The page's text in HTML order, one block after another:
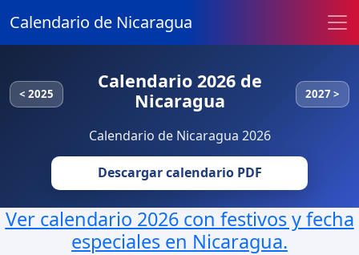
Calendario de Nicaragua
< 2025
Calendario 2026 de
Nicaragua
2027 >
Calendario de Nicaragua 2026
Descargar calendario PDF
Ver calendario 2026 con festivos y fecha
especiales en Nicaragua.